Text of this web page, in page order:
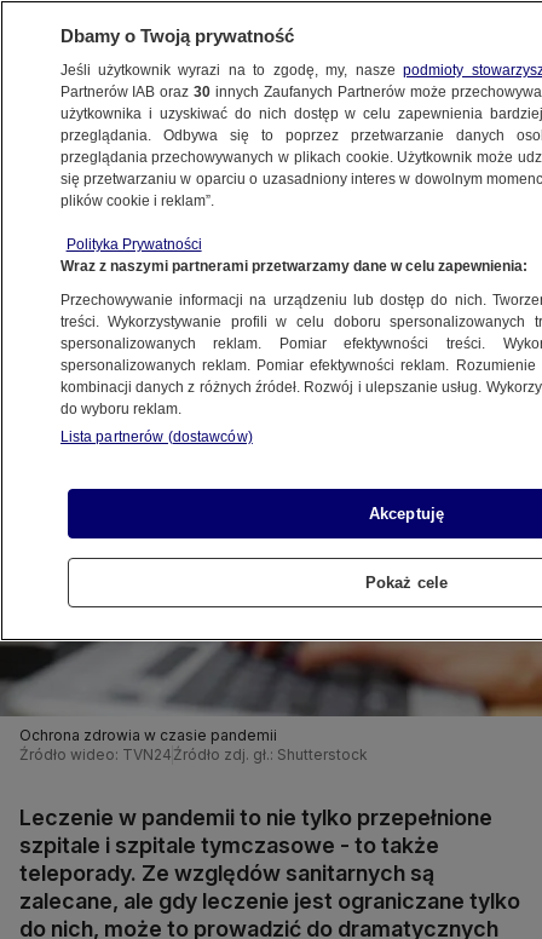
POLSKA
lekarz rodzinny
13.11.2020, 07:35
Udostępnij
Ochrona zdrowia w czasie pandemii
Źródło wideo: TVN24 Źródło zdj. gł.: Shutterstock
Leczenie w pandemii to nie tylko przepełnione
szpitale i szpitale tymczasowe - to także
teleporady. Ze względów sanitarnych są
zalecane, ale gdy leczenie jest ograniczane tylko
do nich, może to prowadzić do dramatycznych
Dbamy o Twoją prywatność
Jeśli użytkownik wyrazi na to zgodę, my, naszepodmioty
Partnerów IAB oraz30 innych Zaufanych Partnerów może
użytkownika i uzyskiwać do nich dostęp w celu zapewnienia
przeglądania. Odbywa się to poprzez przetwarzanie danych
przeglądania przechowywanych w plikach cookie. Użytkownik może
się przetwarzaniu w oparciu o uzasadniony interes w dowolnym
plików cookie i reklam”.
Polityka Prywatności
Wraz z naszymi partnerami przetwarzamy dane w celu zapewnienia:
Przechowywanie informacji na urządzeniu lub dostęp do nich.
treści. Wykorzystywanie profili w celu doboru spersonalizowanych
spersonalizowanych reklam. Pomiar efektywności treści.
spersonalizowanych reklam. Pomiar efektywności reklam.
kombinacji danych z różnych źródeł. Rozwój i ulepszanie usług.
do wyboru reklam.
Lista partnerów (dostawców)
Akceptuję
Pokaż cele